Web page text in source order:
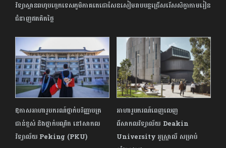
វិទ្យាស្ថានពហុបច្ចេកទេសភូមិភាគតេជោសែនសៀមរាបបន្តជ្រើសរើសសិក្ខាកាមរៀន
ជំនាញឥតគិតថ្លៃ
ឱកាសអាហារូបករណ៍ថ្នាក់បរិញ្ញាបត្រ
ជាន់ខ្ពស់ និងថ្នាក់បណ្ឌិត នៅសាកល
វិទ្យាល័យ Peking (PKU)
អាហារូបករណ៍ពេញលេញ
ពីសាកលវិទ្យាល័យ Deakin
University អូស្ត្រាលី សម្រាប់